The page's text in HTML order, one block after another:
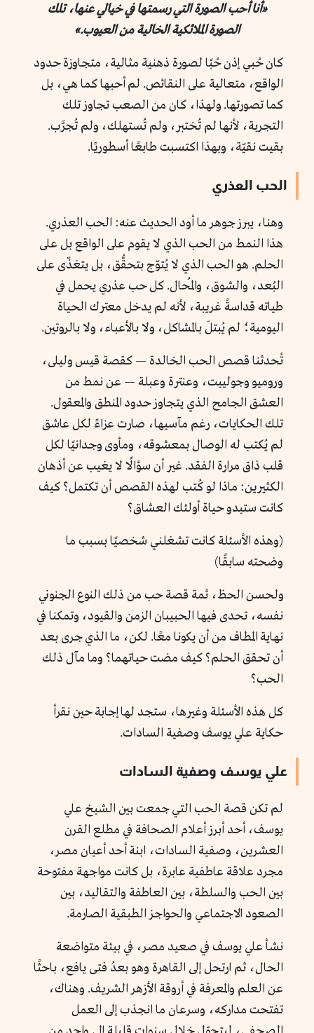
«أنا أحب الصورة التي رسمتها في خيالي عنها، تلك
الصورة الملائكية الخالية من العيوب.»
كان حُبي إذن حُبًا لصورة ذهنية مثالية، متجاوزة حدود
الواقع، متعالية على النقائص. لم أحبها كما هي، بل
كما تصورتها. ولهذا، كان من الصعب تجاوز تلك
التجربة، لأنها لم تُختبر، ولم تُستهلك، ولم تُجرَّب.
بقيت نقيّة، وبهذا اكتسبت طابعًا أسطوريًا.
الحب العذري
وهنا، يبرز جوهر ما أود الحديث عنه: الحب العذري.
هذا النمط من الحب الذي لا يقوم على الواقع بل على
الحلم. هو الحب الذي لا يُتوّج بتحقُّق، بل يتغذّى على
البُعد، والشوق، والمُحال. كل حب عذري يحمل في
طياته قداسةً غريبة، لأنه لم يدخل معترك الحياة
اليومية؛ لم يُبتلَ بالمشاكل، ولا بالأعباء، ولا بالروتين.
تُحدثنا قصص الحب الخالدة — كقصة قيس وليلى،
وروميو وجولييت، وعنترة وعبلة — عن نمط من
العشق الجامح الذي يتجاوز حدود المنطق والمعقول.
تلك الحكايات، رغم مآسيها، صارت عزاءً لكل عاشق
لم يُكتب له الوصال بمعشوقه، ومأوى وجدانيًا لكل
قلب ذاق مرارة الفقد. غير أن سؤالًا لا يغيب عن أذهان
الكثيرين: ماذا لو كُتب لهذه القصص أن تكتمل؟ كيف
كانت ستبدو حياة أولئك العشاق؟
(وهذه الأسئلة كانت تشغلني شخصيًا بسبب ما
وضحته سابقًا)
ولحسن الحظ، ثمة قصة حب من ذلك النوع الجنوني
نفسه، تحدى فيها الحبيبان الزمن والقيود، وتمكنا في
نهاية المطاف من أن يكونا معًا. لكن، ما الذي جرى بعد
أن تحقق الحلم؟ كيف مضت حياتهما؟ وما مآل ذلك
الحب؟
كل هذه الأسئلة وغيرها، ستجد لها إجابة حين نقرأ
حكاية علي يوسف وصفية السادات.
علي يوسف وصفية السادات
لم تكن قصة الحب التي جمعت بين الشيخ علي
يوسف، أحد أبرز أعلام الصحافة في مطلع القرن
العشرين، وصفية السادات، ابنة أحد أعيان مصر،
مجرد علاقة عاطفية عابرة، بل كانت مواجهة مفتوحة
بين الحب والسلطة، بين العاطفة والتقاليد، بين
الصعود الاجتماعي والحواجز الطبقية الصارمة.
نشأ علي يوسف في صعيد مصر، في بيئة متواضعة
الحال، ثم ارتحل إلى القاهرة وهو بعدُ فتى يافع، باحثًا
عن العلم والمعرفة في أروقة الأزهر الشريف. وهناك،
تفتحت مداركه، وسرعان ما انجذب إلى العمل